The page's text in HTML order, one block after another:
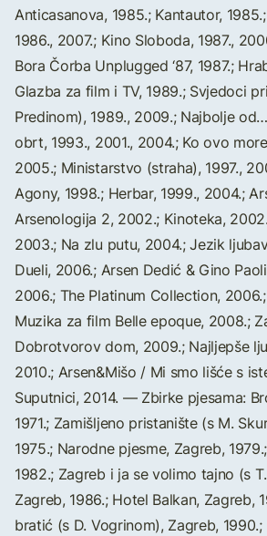
Anticasanova, 1985.; Kantautor,
1986., 2007.; Kino Sloboda, 1987.,
Bora Čorba Unplugged ‘87, 1987.;
Glazba za film i TV, 1989.; Svjedoci
Predinom), 1989., 2009.; Najbolje
obrt, 1993., 2001., 2004.; Ko ovo
2005.; Ministarstvo (straha), 1997.,
Agony, 1998.; Herbar, 1999., 2004.;
Arsenologija 2, 2002.; Kinoteka,
2003.; Na zlu putu, 2004.; Jezik
Dueli, 2006.; Arsen Dedić & Gino
2006.; The Platinum Collection,
Muzika za film Belle epoque, 2008.;
Dobrotvorov dom, 2009.; Najljepše
2010.; Arsen&Mišo / Mi smo lišće s
Suputnici, 2014. — Zbirke pjesama:
1971.; Zamišljeno pristanište (s M.
1975.; Narodne pjesme, Zagreb,
1982.; Zagreb i ja se volimo tajno (s
Zagreb, 1986.; Hotel Balkan, Zagreb,
bratić (s D. Vogrinom), Zagreb, 1990.;